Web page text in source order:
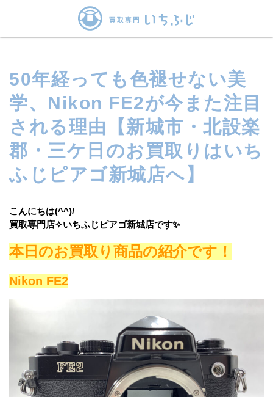
50年経っても色褪せない美
学、Nikon FE2が今また注目
される理由【新城市・北設楽
郡・三ケ日のお買取りはいち
ふじピアゴ新城店へ】
こんにちは(^^)/
買取専門店✧いちふじピアゴ新城店です✨
本日のお買取り商品の紹介です！
Nikon FE2